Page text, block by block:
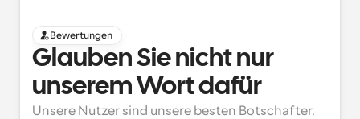
Bewertungen
Glauben Sie nicht nur
unserem Wort dafür
Unsere Nutzer sind unsere besten Botschafter.